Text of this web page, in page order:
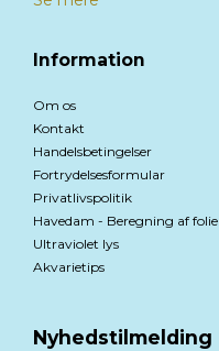
Information
Om os
Kontakt
Handelsbetingelser
Fortrydelsesformular
Privatlivspolitik
Havedam - Beregning af folie
Ultraviolet lys
Akvarietips
Nyhedstilmelding